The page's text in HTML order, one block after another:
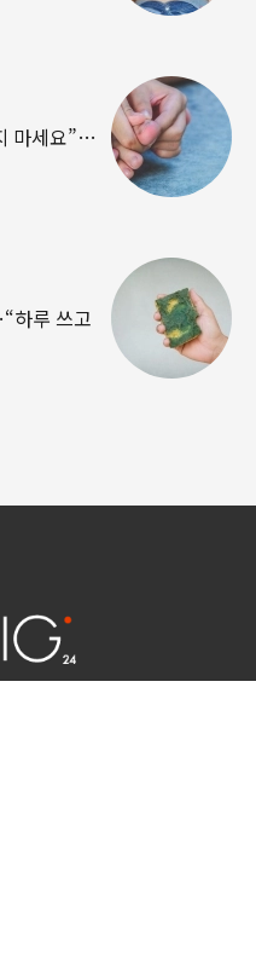
마세요”…
하루 쓰고